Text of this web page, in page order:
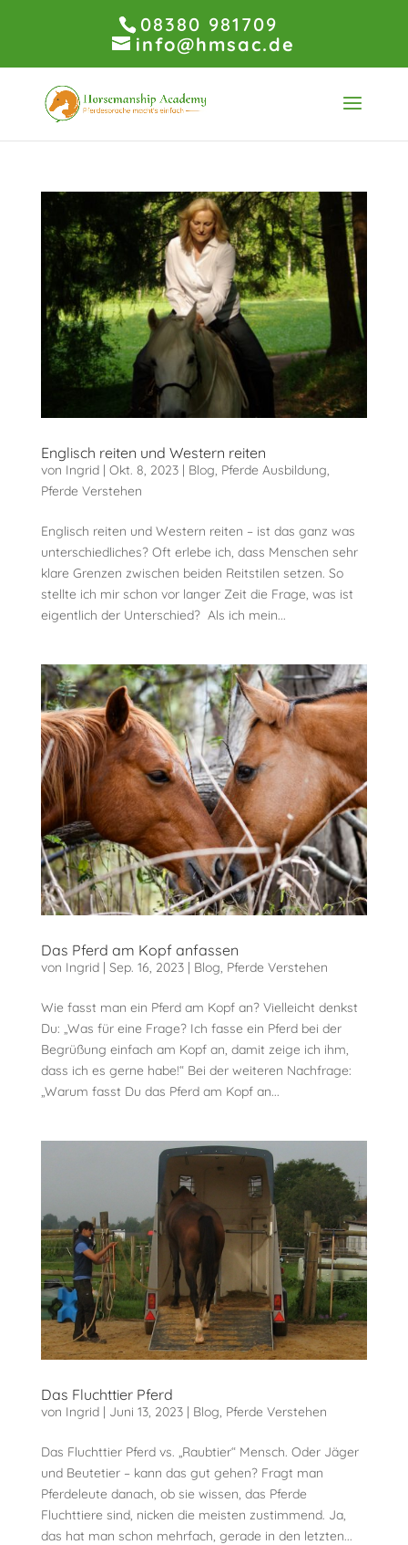
08380 981709
info@hmsac.de
Englisch reiten und Western reiten
von Ingrid| Okt. 8, 2023| Blog, Pferde Ausbildung,
Pferde Verstehen
Englisch reiten und Western reiten – ist das ganz was
unterschiedliches? Oft erlebe ich, dass Menschen sehr
klare Grenzen zwischen beiden Reitstilen setzen. So
stellte ich mir schon vor langer Zeit die Frage, was ist
eigentlich der Unterschied? Als ich mein...
Das Pferd am Kopf anfassen
von Ingrid| Sep. 16, 2023| Blog, Pferde Verstehen
Wie fasst man ein Pferd am Kopf an? Vielleicht denkst
Du: „Was für eine Frage? Ich fasse ein Pferd bei der
Begrüßung einfach am Kopf an, damit zeige ich ihm,
dass ich es gerne habe!“ Bei der weiteren Nachfrage:
„Warum fasst Du das Pferd am Kopf an...
Das Fluchttier Pferd
von Ingrid| Juni 13, 2023| Blog Pferde Verstehen
Das Fluchttier Pferd vs. „Raubtier“ Mensch. Oder Jäger
und Beutetier – kann das gut gehen? Fragt man
Pferdeleute danach, ob sie wissen, das Pferde
Fluchttiere sind, nicken die meisten zustimmend. Ja,
das hat man schon mehrfach, gerade in den letzten...